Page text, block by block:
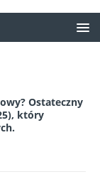
Ostateczny
który